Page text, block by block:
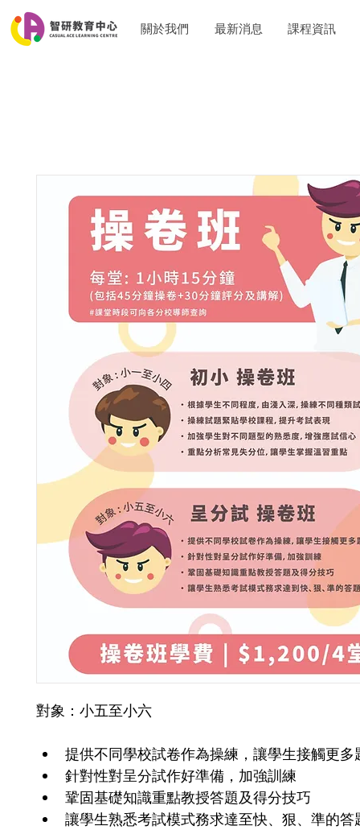
關於我們 最新消息 課程資訊
對象：小五至小六
提供不同學校試卷作為操練，讓學生接觸更多
針對性對呈分試作好準備，加強訓練
鞏固基礎知識重點教授答題及得分技巧
讓學生熟悉考試模式務求達至快、狠、準的答